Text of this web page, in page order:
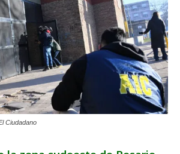
Ciudadano